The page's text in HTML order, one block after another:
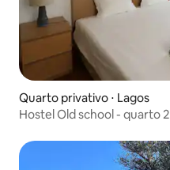
Quarto privativo ⋅ Lagos
Hostel Old school - quarto 2